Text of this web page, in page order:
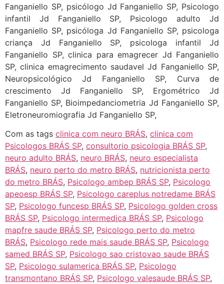
Fanganiello SP, psicólogo Jd Fanganiello SP, Psicologo
infantil Jd Fanganiello SP, Psicologo adulto Jd
Fanganiello SP, psicóloga Jd Fanganiello SP, psicologa
criança Jd Fanganiello SP, psicologa infantil Jd
Fanganiello SP, clinica para emagrecer Jd Fanganiello
SP, clinica emagrecimento saudavel Jd Fanganiello SP,
Neuropsicológico Jd Fanganiello SP, Curva de
crescimento Jd Fanganiello SP, Ergométrico Jd
Fanganiello SP, Bioimpedanciometria Jd Fanganiello SP,
Eletroneuromiografia Jd Fanganiello SP,
Com as tags clinica com neuro BRÁS, clinica com
Psicologos BRÁS SP, consultorio psicologia BRÁS SP,
neuro adulto BRÁS, neuro BRÁS, neuro especialista
BRÁS, neuro perto do metro BRÁS, nutricionista perto
do metro BRÁS, Psicologo ambep BRÁS SP, Psicologo
apeoesp BRÁS SP, Psicologo careplus notredame BRÁS
SP, Psicologo funcesp BRÁS SP, Psicologo golden cross
BRÁS SP, Psicologo intermedica BRÁS SP, Psicologo
mapfre saude BRÁS SP, Psicologo perto do metro
BRÁS, Psicologo rede mais saude BRÁS SP, Psicologo
samed BRÁS SP, Psicologo sao cristovao saude BRÁS
SP, Psicologo sulamerica BRÁS SP, Psicologo
transmontano BRÁS SP, Psicologo valesaude BRÁS SP,